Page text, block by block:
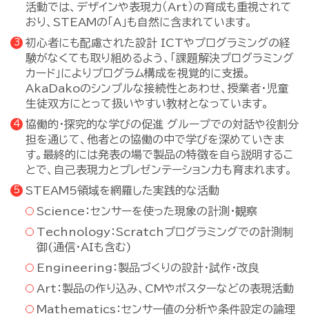
活動では、デザインや表現力（Art）の育成も重視されて
おり、STEAMの「A」も自然に含まれています。
初心者にも配慮された設計 ICTやプログラミングの経
験がなくても取り組めるよう、「課題解決プログラミング
カード」によりプログラム構成を視覚的に支援。
AkaDakoのシンプルな接続性とあわせ、授業者・児童
生徒双方にとって扱いやすい教材となっています。
協働的・探究的な学びの促進 グループでの対話や役割分
担を通じて、他者との協働の中で学びを深めていきま
す。最終的には発表の場で製品の特徴を自ら説明するこ
とで、自己表現力とプレゼンテーション力も育まれます。
STEAM5領域を網羅した実践的な活動
Science：センサーを使った現象の計測・観察
Technology：Scratchプログラミングでの計測制
御(通信・AIも含む)
Engineering：製品づくりの設計・試作・改良
Art：製品の作り込み、CMやポスターなどの表現活動
Mathematics：センサー値の分析や条件設定の論理